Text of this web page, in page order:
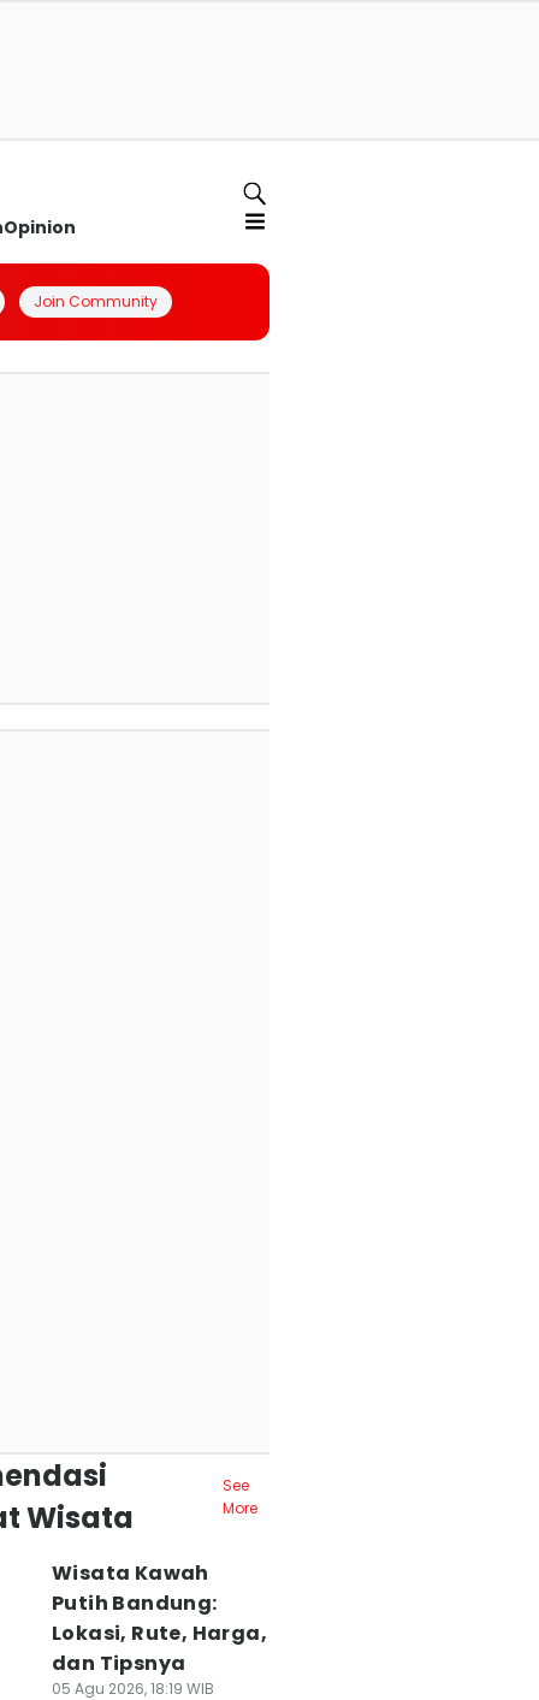
Opinion
Join Community
Wisata
See
More
Wisata Kawah
Putih Bandung:
Lokasi, Rute, Harga,
dan Tipsnya
05 Agu 2026, 18:19 WIB